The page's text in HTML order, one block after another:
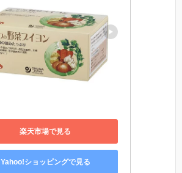
楽天市場で見る
Yahoo!ショッピングで見る